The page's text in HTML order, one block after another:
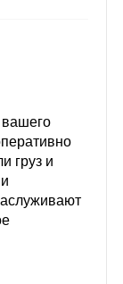
вашего
груз и